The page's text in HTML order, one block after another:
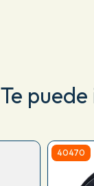
Te
40470